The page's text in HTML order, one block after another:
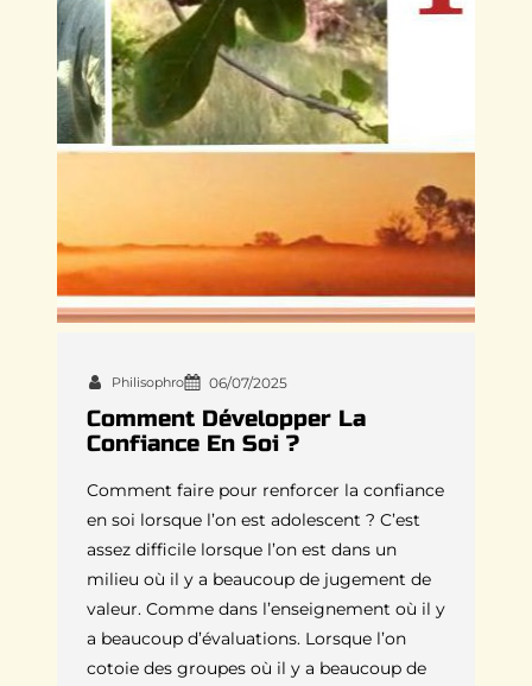
Philisophro 06/07/2025
Comment Développer La
Confiance En Soi ?
Comment faire pour renforcer la confiance
en soi lorsque l’on est adolescent ? C’est
assez difficile lorsque l’on est dans un
milieu où il y a beaucoup de jugement de
valeur. Comme dans l’enseignement où il y
a beaucoup d’évaluations. Lorsque l’on
cotoie des groupes où il y a beaucoup de